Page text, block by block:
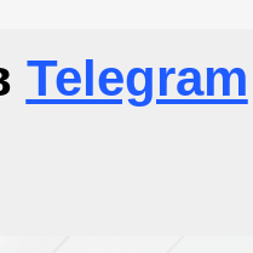
Telegram